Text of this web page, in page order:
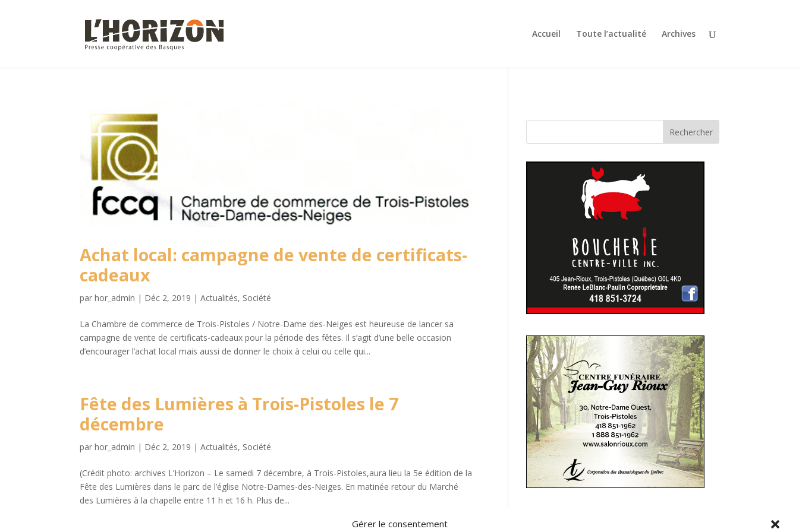
Gérer le consentement
Accueil Toute l’actualité Archives
Achat local: campagne de vente de certificats-
cadeaux
parhor_admin | Déc 2, 2019 |Actualités, Société
La Chambre de commerce de Trois-Pistoles / Notre-Dame des-Neiges est heureuse de lancer sa
campagne de vente de certificats-cadeaux pour la période des fêtes. Il s’agit d’une belle occasion
d’encourager l’achat local mais aussi de donner le choix à celui ou celle qui...
Fête des Lumières à Trois-Pistoles le 7
décembre
parhor_admin | Déc 2, 2019 |Actualités, Société
(Crédit photo: archives L’Horizon – Le samedi 7 décembre, à Trois-Pistoles,aura lieu la 5e édition de la
Fête des Lumières dans le parc de l’église Notre-Dames-des-Neiges. En matinée retour du Marché
des Lumières à la chapelle entre 11 h et 16 h. Plus de...
Rechercher